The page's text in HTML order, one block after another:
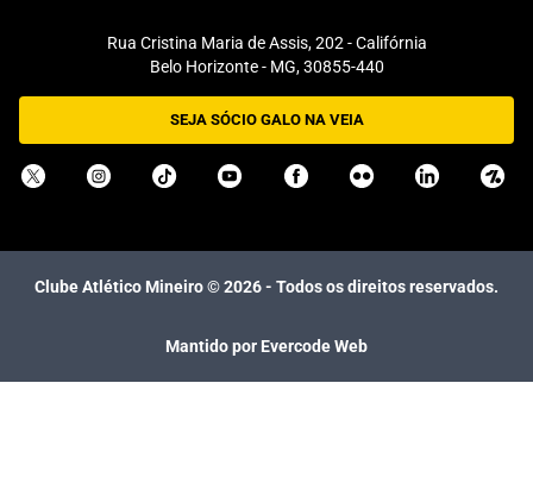
Rua Cristina Maria de Assis, 202 - Califórnia
Belo Horizonte - MG, 30855-440
SEJA SÓCIO GALO NA VEIA
Clube Atlético Mineiro ©2026- Todos os direitos reservados.
Mantido por Evercode Web